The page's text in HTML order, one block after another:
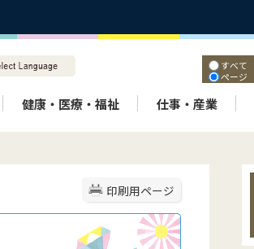
すべて
ページ
健康・医療・福祉 仕事・産業
印刷用ページ